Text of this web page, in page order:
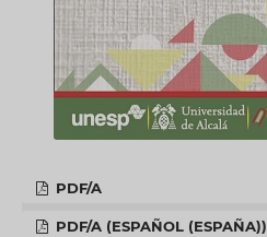
PDF/A
PDF/A (ESPAÑOL (ESPAÑA))